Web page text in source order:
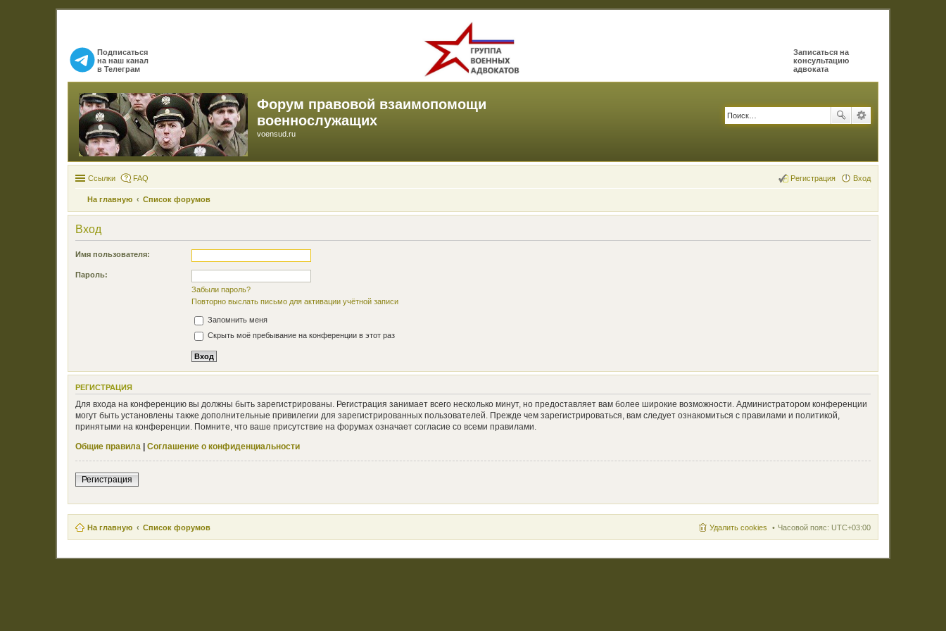
Подписаться
на наш канал
в Телеграм
Записаться на
консультацию
адвоката
Форум правовой взаимопомощи
военнослужащих
voensud.ru
Ссылки FAQ Вход
Регистрация
На главную Список форумов
Вход
Имя пользователя:
Пароль:
Забыли пароль?
Повторно выслать письмо для активации учётной записи
Запомнить меня
Скрыть моё пребывание на конференции в этот раз
РЕГИСТРАЦИЯ
Для входа на конференцию вы должны быть зарегистрированы. Регистрация занимает всего несколько минут, но предоставляет вам более широкие возможности. Администратором конференции
могут быть установлены также дополнительные привилегии для зарегистрированных пользователей. Прежде чем зарегистрироваться, вам следует ознакомиться с правилами и политикой,
принятыми на конференции. Помните, что ваше присутствие на форумах означает согласие со всеми правилами.
Общие правила | Соглашение о конфиденциальности
Регистрация
На главную Список форумов Часовой пояс: UTC+03:00
Удалить cookies